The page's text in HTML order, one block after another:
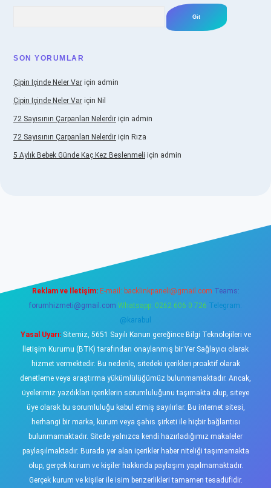
SON YORUMLAR
Çipin Içinde Neler Var için admin
Çipin Içinde Neler Var için Nil
72 Sayısının Çarpanları Nelerdir için admin
72 Sayısının Çarpanları Nelerdir için Rıza
5 Aylık Bebek Günde Kaç Kez Beslenmeli için admin
Reklam ve İletişim: E-mail: backlinkpaneli@gmail.com Teams:
forumhizmeti@gmail.com Whatsapp: 0262 606 0 726 Telegram:
@karabul
Yasal Uyarı:Sitemiz, 5651 Sayılı Kanun gereğince Bilgi Teknolojileri ve
İletişim Kurumu (BTK) tarafından onaylanmış bir Yer Sağlayıcı olarak
hizmet vermektedir. Bu nedenle, sitedeki içerikleri proaktif olarak
denetleme veya araştırma yükümlülüğümüz bulunmamaktadır. Ancak,
üyelerimiz yazdıkları içeriklerin sorumluluğunu taşımakta olup, siteye
üye olarak bu sorumluluğu kabul etmiş sayılırlar. Bu internet sitesi,
herhangi bir marka, kurum veya şahıs şirketi ile hiçbir bağlantısı
bulunmamaktadır. Sitede yalnızca kendi hazırladığımız makaleler
paylaşılmaktadır. Burada yer alan içerikler haber niteliği taşımamakta
olup, gerçek kurum ve kişiler hakkında paylaşım yapılmamaktadır.
Gerçek kurum ve kişiler ile isim benzerlikleri tamamen tesadüfidir.